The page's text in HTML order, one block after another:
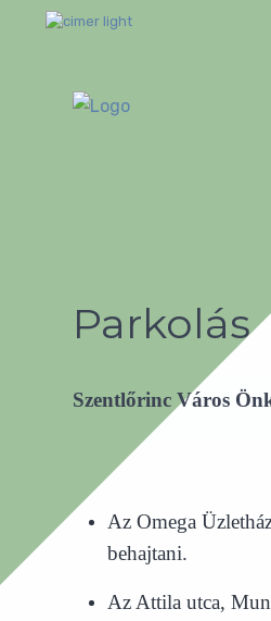
Parkolás
Szentlőrinc Város
Az Omega
behajtani.
Az Attila utca,